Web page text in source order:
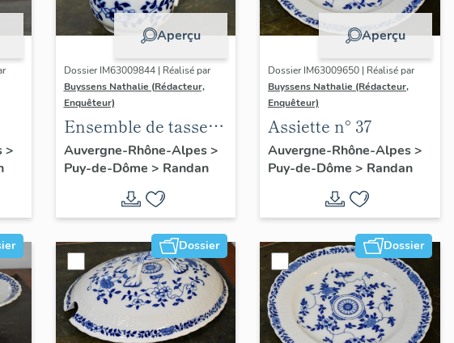
>
Aperçu
Dossier IM63009844 | Réalisé par
Buyssens Nathalie (Rédacteur,
Enquêteur)
Ensemble de tasses
à café (8)
Auvergne-Rhône-Alpes>
Puy-de-Dôme > Randan
Aperçu
Dossier IM63009650 | Réalisé par
Buyssens Nathalie (Rédacteur,
Enquêteur)
Assiette n° 37
Auvergne-Rhône-Alpes>
Puy-de-Dôme > Randan
Dossier Dossier